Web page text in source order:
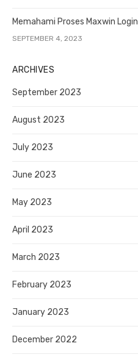
Memahami Proses Maxwin Login
SEPTEMBER 4, 2023
ARCHIVES
September 2023
August 2023
July 2023
June 2023
May 2023
April 2023
March 2023
February 2023
January 2023
December 2022